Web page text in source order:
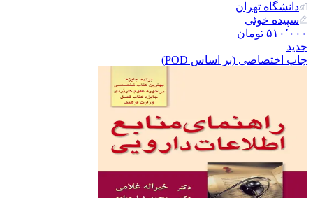
دانشگاه تهران
سپیده خوئی
۵۱۰٬۰۰۰ تومان
جدید
چاپ اختصاصی (بر اساس POD)